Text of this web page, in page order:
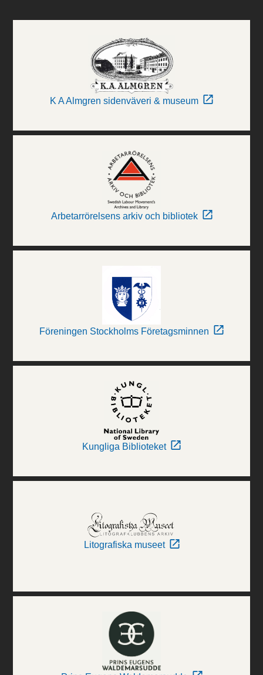
K A Almgren sidenväveri & museum
Arbetarrörelsens arkiv och bibliotek
Föreningen Stockholms Företagsminnen
Kungliga Biblioteket
Litografiska museet